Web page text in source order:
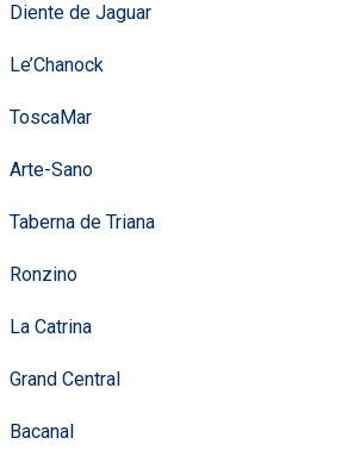
Diente de Jaguar
Le’Chanock
ToscaMar
Arte-Sano
Taberna de Triana
Ronzino
La Catrina
Grand Central
Bacanal